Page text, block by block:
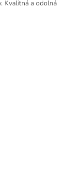
Kvalitná a odolná